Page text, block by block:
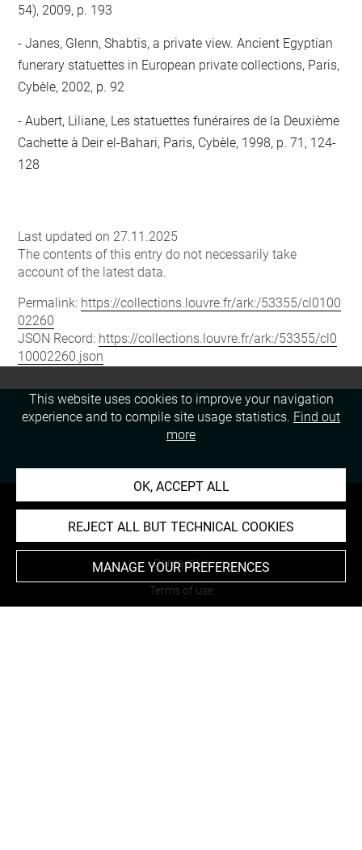
54), 2009, p. 193
Janes, Glenn, Shabtis, a private view. Ancient Egyptian
funerary statuettes in European private collections, Paris,
Cybèle, 2002, p. 92
Aubert, Liliane, Les statuettes funéraires de la Deuxième
Cachette à Deir el-Bahari, Paris, Cybèle, 1998, p. 71, 124-
128
Last updated on 27.11.2025
The contents of this entry do not necessarily take
account of the latest data.
Permalink: https://collections.louvre.fr/ark:/53355/cl0100
02260
JSON Record: https://collections.louvre.fr/ark:/53355/cl0
10002260.json
About
Contact Us
Terms of use
This website uses cookies to improve your navigation
experience and to compile site usage statistics. Find out
more
OK, ACCEPT ALL
REJECT ALL BUT TECHNICAL COOKIES
MANAGE YOUR PREFERENCES